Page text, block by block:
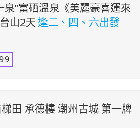
泉”富硒溫泉《美麗豪喜運來
山2天逢二、四、六出發
田 承德樓 潮州古城 第一牌